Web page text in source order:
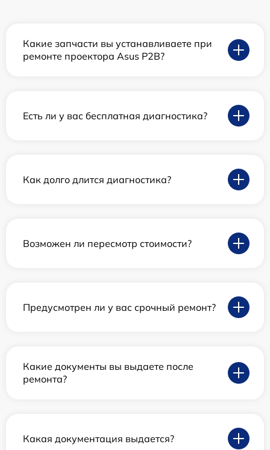
Какие запчасти вы устанавливаете при
ремонте проектора Asus P2B?
Есть ли у вас бесплатная диагностика?
Как долго длится диагностика?
Возможен ли пересмотр стоимости?
Предусмотрен ли у вас срочный ремонт?
Какие документы вы выдаете после
ремонта?
Какая документация выдается?